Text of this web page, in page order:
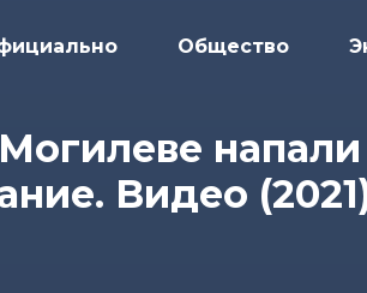
Общество
Видео